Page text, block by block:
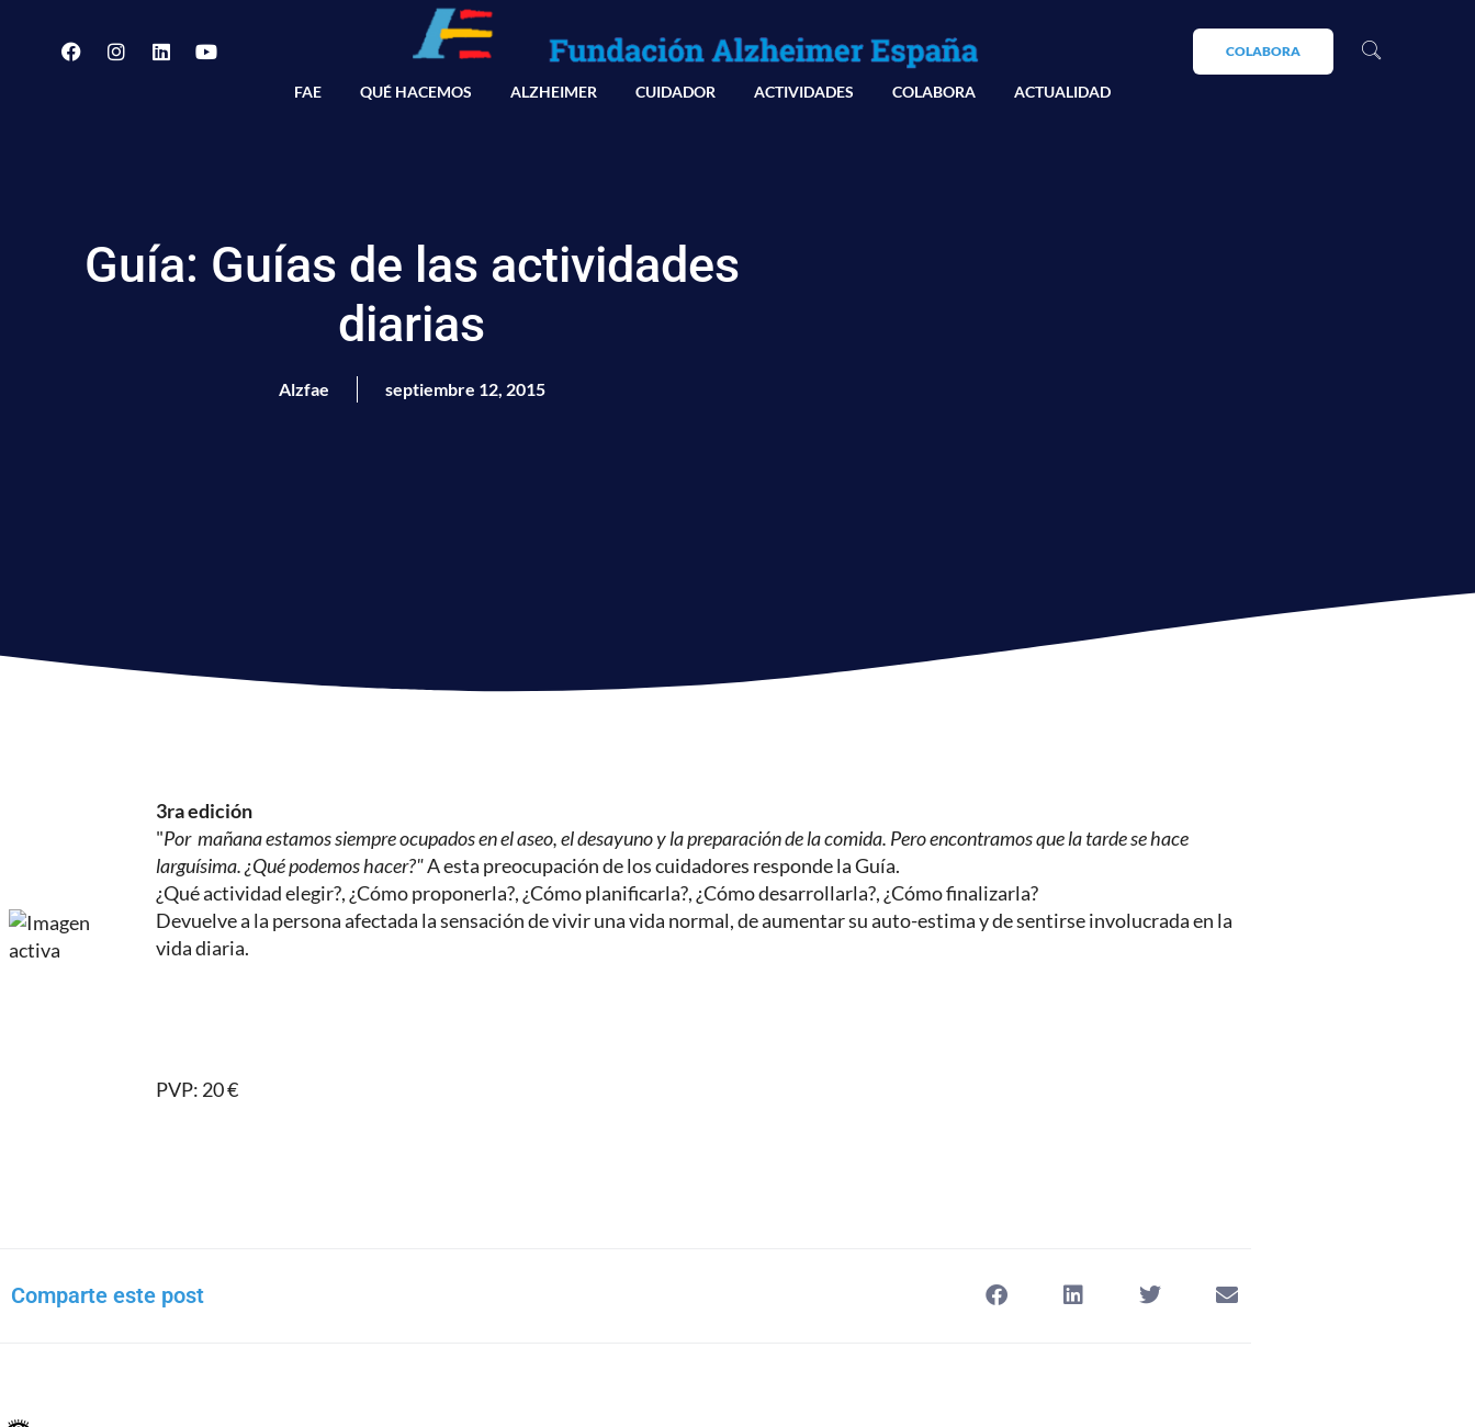
FAE QUÉ HACEMOS ALZHEIMER CUIDADOR ACTIVIDADES COLABORA ACTUALIDAD
COLABORA
Guía: Guías de las actividades
diarias
Alzfae septiembre 12, 2015
3ra edición
"Por mañana estamos siempre ocupados en el aseo, el desayuno y la preparación de la comida. Pero encontramos que la tarde se hace
larguísima. ¿Qué podemos hacer?"A esta preocupación de los cuidadores responde la Guía.
¿Qué actividad elegir?, ¿Cómo proponerla?, ¿Cómo planificarla?, ¿Cómo desarrollarla?, ¿Cómo finalizarla?
Devuelve a la persona afectada la sensación de vivir una vida normal, de aumentar su auto-estima y de sentirse involucrada en la
vida diaria.
PVP: 20 €
Comparte este post